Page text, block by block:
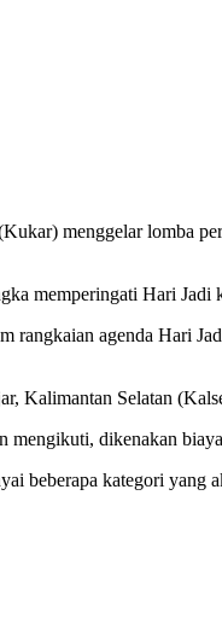
menggelar lomba
memperingati Hari Jadi
agenda Hari
Kalimantan Selatan
dikenakan
beberapa kategori